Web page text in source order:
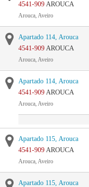
4541-909 AROUCA
Arouca, Aveiro
Apartado 114, Arouca
4541-909 AROUCA
Arouca, Aveiro
Apartado 114, Arouca
4541-909 AROUCA
Arouca, Aveiro
Apartado 115, Arouca
4541-909 AROUCA
Arouca, Aveiro
Apartado 115, Arouca